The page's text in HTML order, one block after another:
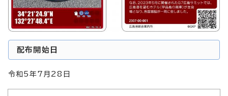
配布開始日
令和5年7月28日